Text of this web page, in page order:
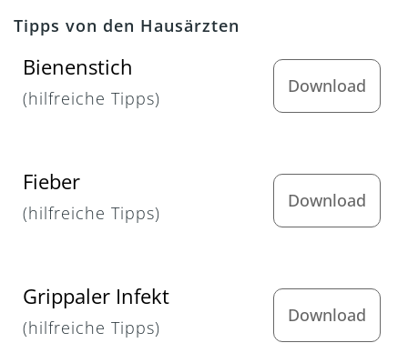
Tipps von den Hausärzten
Bienenstich
(hilfreiche Tipps)
Download
Fieber
(hilfreiche Tipps)
Download
Grippaler Infekt
(hilfreiche Tipps)
Download